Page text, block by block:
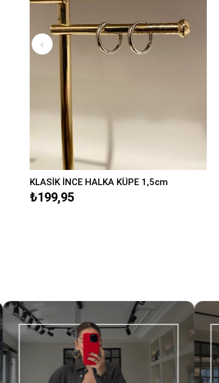
KLASİK İNCE HALKA KÜPE 1,5cm
₺199,95